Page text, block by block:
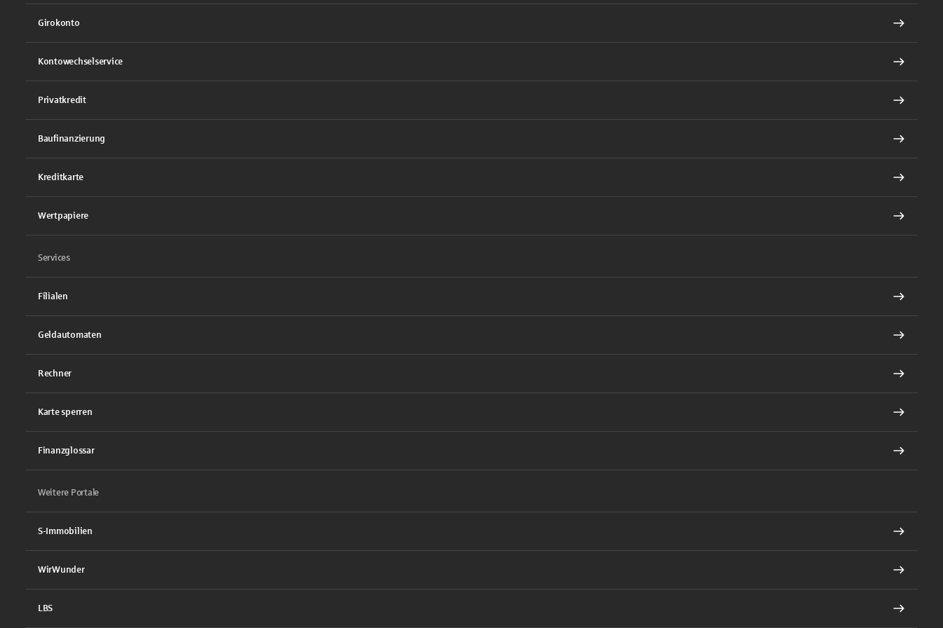
Girokonto
Kontowechselservice
Privatkredit
Baufinanzierung
Kreditkarte
Wertpapiere
Services
Filialen
Geldautomaten
Rechner
Karte sperren
Finanzglossar
Weitere Portale
S-Immobilien
WirWunder
LBS